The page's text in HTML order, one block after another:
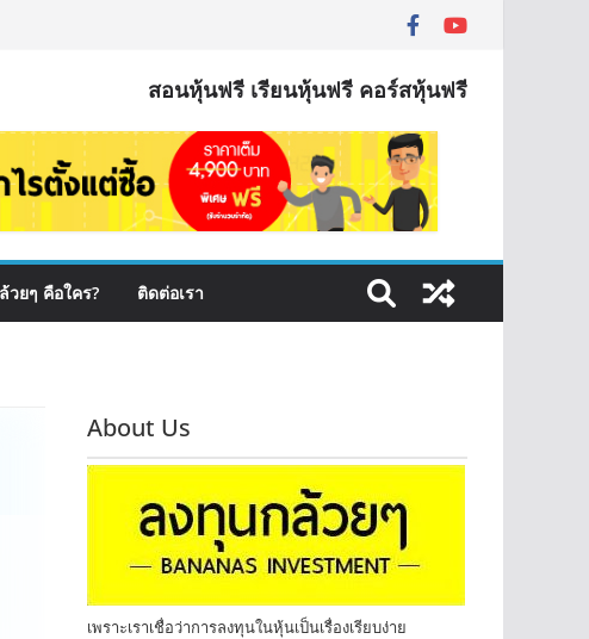
สอนหุ้นฟรี เรียนหุ้นฟรี คอร์สหุ้นฟรี
วยๆ คือใคร? ติดต่อเรา
About Us
เพราะเราเชื่อว่าการลงทุนในหุ้นเป็นเรื่องเรียบง่าย